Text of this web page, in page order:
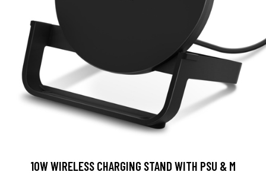
10W WIRELESS CHARGING STAND WITH PSU & M